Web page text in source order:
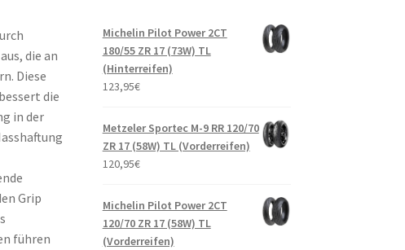
die an
Diese
die
in der
Grip
führen
Michelin Pilot Power 2CT
180/55 ZR 17 (73W) TL
(Hinterreifen)
123,95€
Metzeler Sportec M-9 RR 120/70
ZR 17 (58W) TL (Vorderreifen)
120,95€
Michelin Pilot Power 2CT
120/70 ZR 17 (58W) TL
(Vorderreifen)